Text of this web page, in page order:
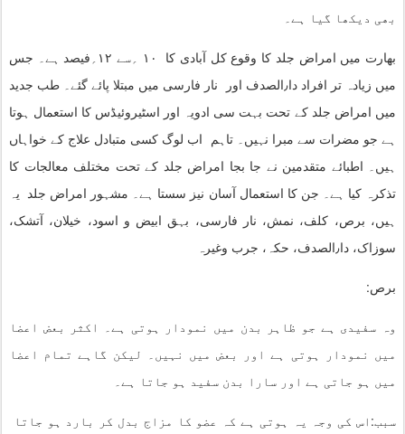
بھی دیکھا گیا ہے۔
بھارت میں امراض جلد کا وقوع کل آبادی کا ۱۰ ؍سے ۱۲ ؍فیصد ہے۔ جس
میں زیادہ تر افراد دا٫الصدف اور نار فارسی میں مبتلا پائے گئے۔ طب جدید
میں امراض جلد کے تحت بہت سی ادویہ اور اسٹیروئیڈس کا استعمال ہوتا
ہے جو مضرات سے مبرا نہیں۔ تاہم اب لوگ کسی متبادل علاج کے خواہاں
ہیں۔ اطبائے متقدمین نے جا بجا امراض جلد کے تحت مختلف معالجات کا
تذکرہ کیا ہے۔ جن کا استعمال آسان نیز سستا ہے۔ مشہور امراض جلد یہ
ہیں، برص، کلف، نمش، نار فارسی، بہق ابیض و اسود، خیلان، آتشک،
سوزاک، دا٫الصدف، حکہ، جرب وغیرہ
برص:
وہ سفیدی ہے جو ظاہر بدن میں نمودار ہوتی ہے۔ اکثر بعض اعضا
میں نمودار ہوتی ہے اور بعض میں نہیں۔ لیکن گاہے تمام اعضا
میں ہو جاتی ہے اور سارا بدن سفید ہو جاتا ہے۔
سبب:اس کی وجہ یہ ہوتی ہے کہ عضو کا مزاج بدل کر بارد ہو جاتا